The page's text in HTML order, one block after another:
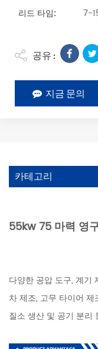
리드 타임: 7-
공유 :
지금 문의
카테고리
55kw 75 마력 영
다양한 공압 도구, 계기
차 제조, 고무 타이어
질소 생산 및 공기 분리